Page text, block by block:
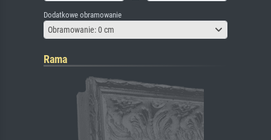
Dodatkowe obramowanie
Obramowanie: 0 cm
Rama